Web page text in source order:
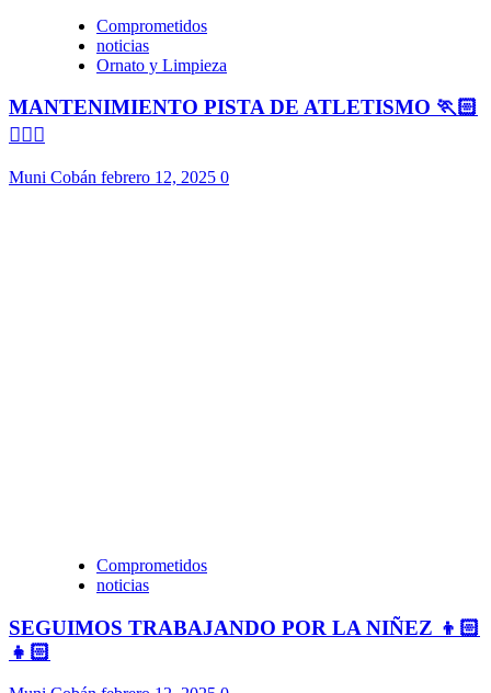
Comprometidos
noticias
Ornato y Limpieza
MANTENIMIENTO PISTA DE ATLETISMO 🏃🏻
🏃🏻‍♀️
Muni Cobán febrero 12, 2025 0
Comprometidos
noticias
SEGUIMOS TRABAJANDO POR LA NIÑEZ 👦🏻
👧🏻